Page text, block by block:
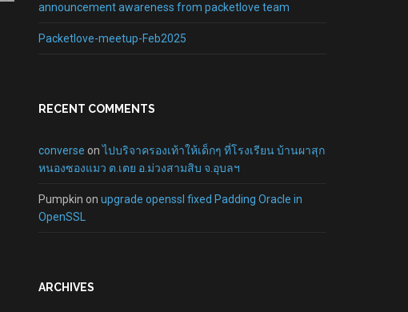
announcement awareness from packetlove team
Packetlove-meetup-Feb2025
RECENT COMMENTS
converse onไปบริจาครองเท้าให้เด็กๆ ที่โรงเรียน บ้านผาสุก
หนองซองแมว ต.เตย อ.ม่วงสามสิบ จ.อุบลฯ
Pumpkin on upgrade openssl fixed Padding Oracle in
OpenSSL
ARCHIVES